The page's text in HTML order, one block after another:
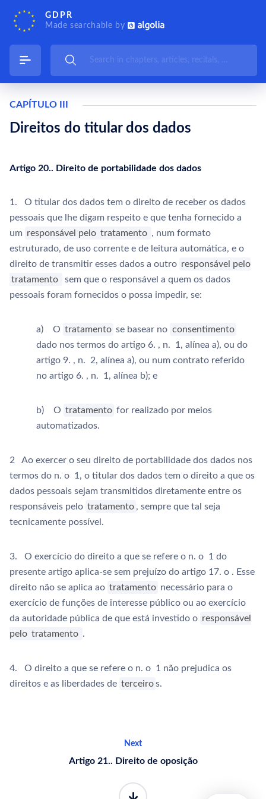
GDPR
Made searchable by
CAPÍTULO III
Direitos do titular dos dados
Artigo 20.. Direito de portabilidade dos dados
1. O titular dos dados tem o direito de receber os dados
pessoais que lhe digam respeito e que tenha fornecido a
um responsável pelo tratamento , num formato
estruturado, de uso corrente e de leitura automática, e o
direito de transmitir esses dados a outro responsável pelo
tratamento
sem que o responsável a quem os dados
pessoais foram fornecidos o possa impedir, se:
a) O tratamento se basear no consentimento
dado nos termos do artigo 6. , n. 1, alínea a), ou do
artigo 9. , n. 2, alínea a), ou num contrato referido
no artigo 6. , n. 1, alínea b); e
b) O tratamento for realizado por meios
automatizados.
2 Ao exercer o seu direito de portabilidade dos dados nos
termos do n. o 1, o titular dos dados tem o direito a que os
dados pessoais sejam transmitidos diretamente entre os
responsáveis pelo tratamento , sempre que tal seja
tecnicamente possível.
3. O exercício do direito a que se refere o n. o 1 do
presente artigo aplica-se sem prejuízo do artigo 17. o . Esse
direito não se aplica ao tratamento necessário para o
exercício de funções de interesse público ou ao exercício
da autoridade pública de que está investido o responsável
pelo tratamento .
4. O direito a que se refere o n. o 1 não prejudica os
direitos e as liberdades de terceiro s.
Next
Artigo 21.. Direito de oposição